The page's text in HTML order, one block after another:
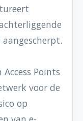
Points
voor de
op